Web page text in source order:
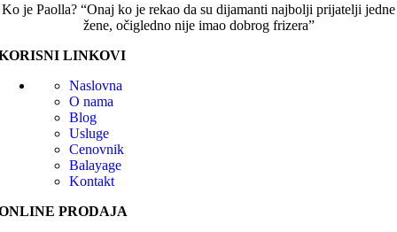
Ko je Paolla? “Onaj ko je rekao da su dijamanti najbolji prijatelji jedne
žene, očigledno nije imao dobrog frizera”
LINKOVI
Naslovna
O nama
Blog
Usluge
Cenovnik
Balayage
Kontakt
PRODAJA